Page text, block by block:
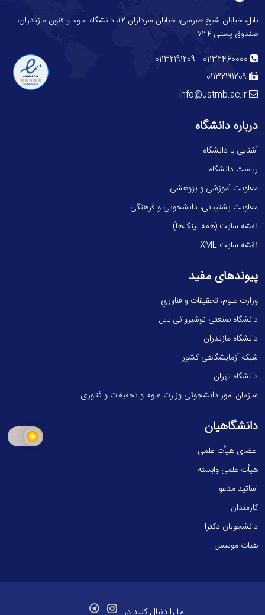
بابل، خیابان شیخ طبرسی، خیابان سرداران ۱۲، دانشگاه علوم و فنون مازندران،
صندوق پستی ۷۳۴
01132460000
-
01132191209
01132191209
info@ustmb.ac.ir
درباره دانشگاه
آشنایی با دانشگاه
ریاست دانشگاه
معاونت آموزشی و پژوهشی
معاونت پشتیبانی، دانشجویی و فرهنگی
نقشه سایت (همه لینک‌ها)
نقشه سایت XML
پیوندهای مفید
وزارت علوم، تحقيقات و فناوري
دانشگاه صنعتی نوشیروانی بابل
دانشگاه مازندران
شبکه آزمایشگاهی کشور
دانشگاه تهران
سازمان امور دانشجوئی وزارت علوم و تحقیقات و فناوری
دانشگاهیان
اعضای هیأت علمی
هیأت علمی وابسته
اساتید مدعو
کارمندان
دانشجویان دکترا
هیات موسس